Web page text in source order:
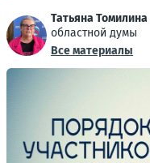
Татьяна Томилина
областной думы
Все материалы